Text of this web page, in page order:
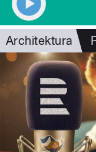
Architektura